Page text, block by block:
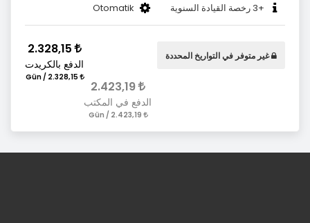
Otomatik +3 رخصة القيادة السنوية
2.423,19
الدفع في المكتب
2.328,15
الدفع بالكريدت
غير متوفر في التواريخ المحددة